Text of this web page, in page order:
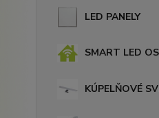
LED PANELY
SMART LED
KÚPELŇOVÉ